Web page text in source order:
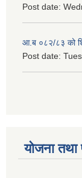
Post date:
आ.ब ०८२/८३ को
Post date:
योजना तथा